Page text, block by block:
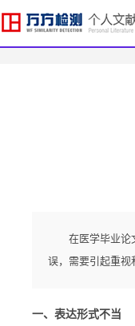
在医学毕业论
误，需要引起重视
一、表达形式不当